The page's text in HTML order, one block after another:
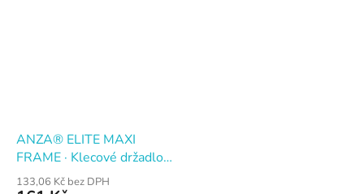
ANZA® ELITE MAXI
FRAME · Klecové držadlo
pro válečky · 18 cm
133,06 Kč bez DPH